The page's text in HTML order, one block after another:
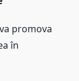
promova
în